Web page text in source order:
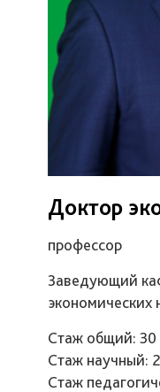
Доктор
профессор
Заведующий
экономических
Стаж общий: 30
Стаж научный:
Стаж